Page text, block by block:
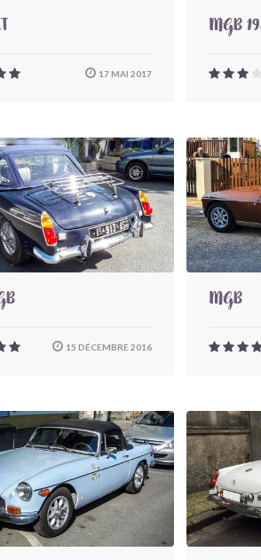
17 MAI 2017
MGB
15 DÉCEMBRE 2016
MGB